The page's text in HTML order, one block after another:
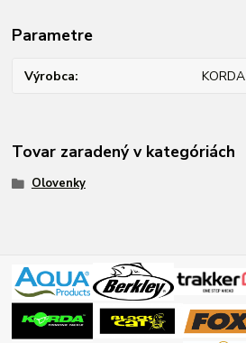
Parametre
Výrobca KORDA
Tovar zaradený v kategóriách
Olovenky